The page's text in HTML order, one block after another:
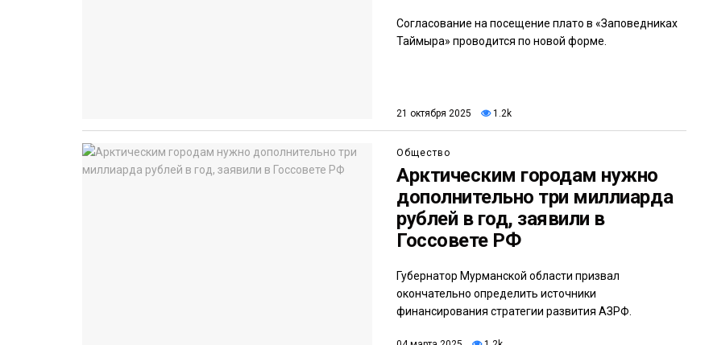
Согласование на посещение плато в «Заповедниках
Таймыра» проводится по новой форме.
21 октября 2025 1.2k
Общество
Арктическим городам нужно
дополнительно три миллиарда
рублей в год, заявили в
Госсовете РФ
Губернатор Мурманской области призвал
окончательно определить источники
финансирования стратегии развития АЗРФ.